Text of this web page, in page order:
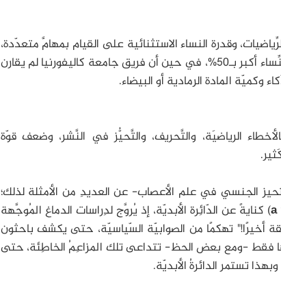
وقدرة النساء الاستثنائية على القيام بمهامَّ متعدّدة،
بغضِّ النّظر عن كون هذه المعطيات تتطلَّب أن تكون أدمغة النِّساء أكبر بـ50%، في حين أن فريق جامعة كاليفورنيا لم يقارن
المادة الرمادية أو البيضاء.
الرياضيَة، والتَّحريف، والتَّحيُّز في النَّشر، وضعف قوّة
الجنسي في علم الأعصاب- عن العديدِ من الأمثلة لذلك؛
) كنايةً عن الدّائِرة الأبديّة، إذ يُروَّج لدِراسات الدماغ المُوجَّهة
أخيرًا!" تهكمًا من الصوابيّة السّياسيّة، حتى يكشف باحثون
فقط -ومع بعض الحظ- تتداعى تلك المزاعِمُ الخاطِئة، حتى
تستمر الدائرةُ الأبديّة.